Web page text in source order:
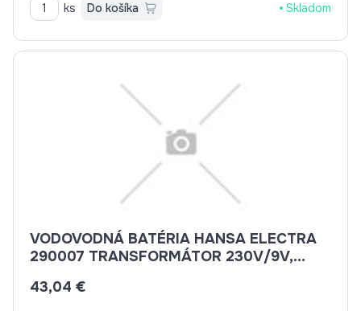
ks Do košíka Skladom
VODOVODNÁ BATÉRIA HANSA ELECTRA
290007 TRANSFORMÁTOR 230V/9V,
43,04 €